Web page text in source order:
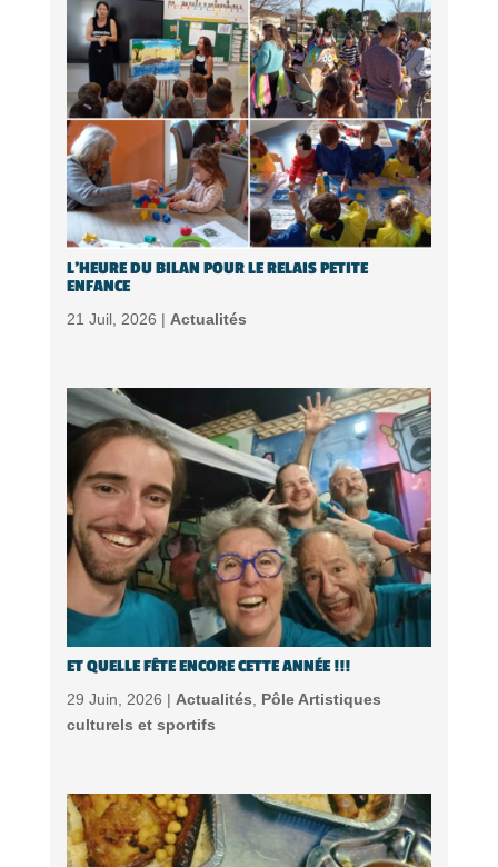
L’HEURE DU BILAN POUR LE RELAIS PETITE
ENFANCE
21 Juil, 2026 | Actualités
ET QUELLE FÊTE ENCORE CETTE ANNÉE !!!
29 Juin, 2026 | Actualités
Pôle Artistiques
culturels et sportifs